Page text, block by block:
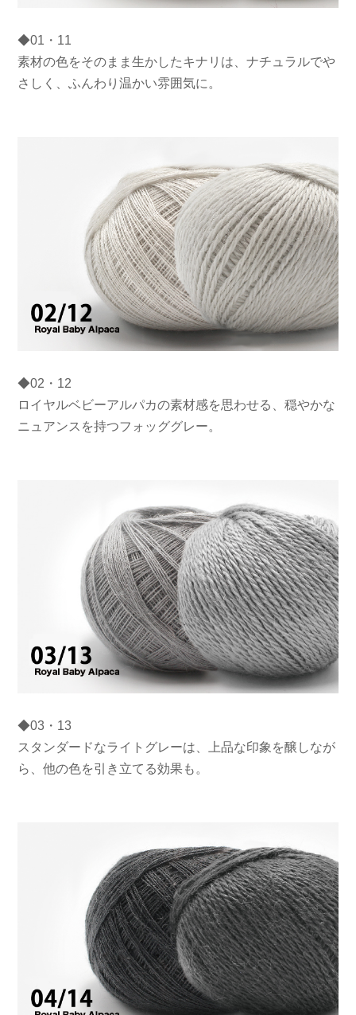
◆01・11
素材の色をそのまま生かしたキナリは、ナチュラルでや
さしく、ふんわり温かい雰囲気に。
◆02・12
ロイヤルベビーアルパカの素材感を思わせる、穏やかな
ニュアンスを持つフォッググレー。
◆03・13
スタンダードなライトグレーは、上品な印象を醸しなが
ら、他の色を引き立てる効果も。